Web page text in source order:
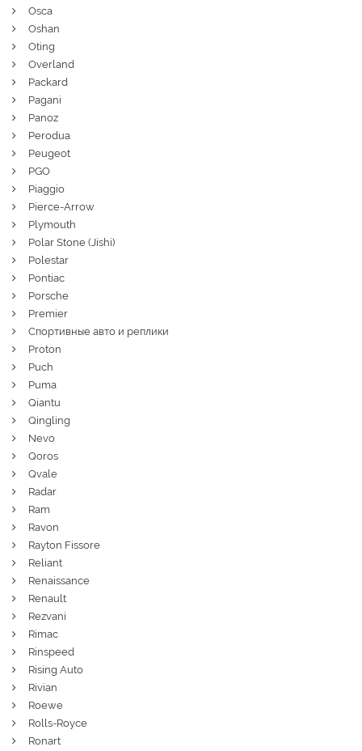
Osca
Oshan
Oting
Overland
Packard
Pagani
Panoz
Perodua
Peugeot
PGO
Piaggio
Pierce-Arrow
Plymouth
Polar Stone (Jishi)
Polestar
Pontiac
Porsche
Premier
Спортивные авто и реплики
Proton
Puch
Puma
Qiantu
Qingling
Nevo
Qoros
Qvale
Radar
Ram
Ravon
Rayton Fissore
Reliant
Renaissance
Renault
Rezvani
Rimac
Rinspeed
Rising Auto
Rivian
Roewe
Rolls-Royce
Ronart